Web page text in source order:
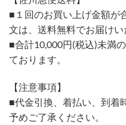
■１回のお買い上げ金額が
文は、送料無料でお届けい
■合計10,000円(税込)未満
ております。
【注意事項】
■代金引換、着払い、到着
予めご了承ください。